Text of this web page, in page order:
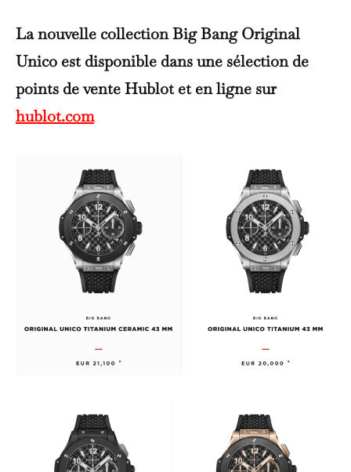
La nouvelle collection Big Bang Original
Unico est disponible dans une sélection de
points de vente Hublot et en ligne sur
hublot.com